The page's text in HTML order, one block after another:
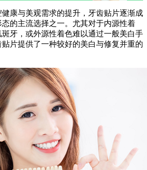
与美观需求的提升，牙齿贴片逐渐成
的主流选择之一。尤其对于内源性着
牙，或外源性着色难以通过一般美白手
片提供了一种较好的美白与修复并重的